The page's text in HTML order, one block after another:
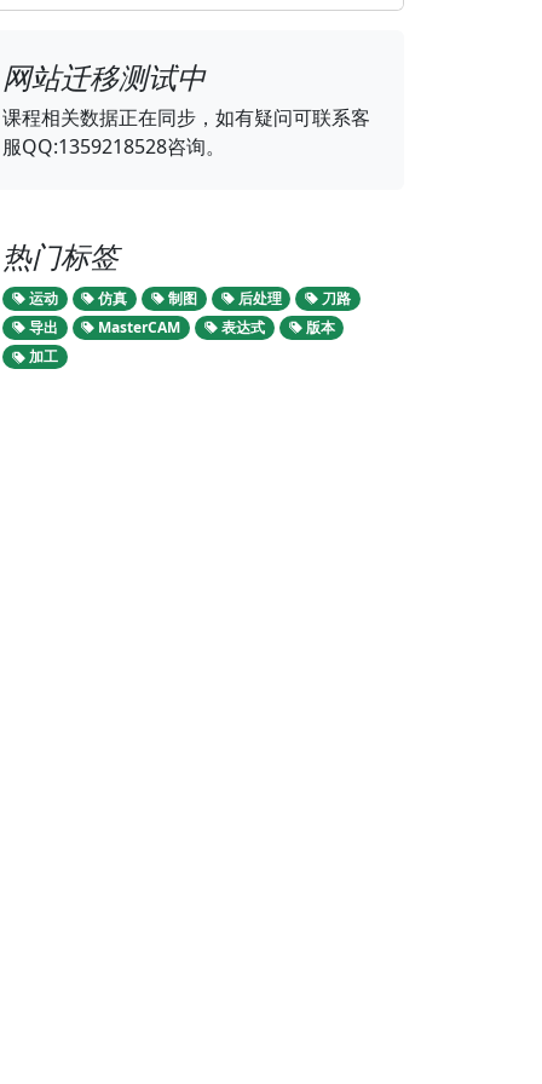
网站迁移测试中
课程相关数据正在同步，如有疑问可联系客
服QQ:1359218528咨询。
热门标签
运动 仿真 制图 后处理
刀路
导出
MasterCAM 表达式
版本
加工